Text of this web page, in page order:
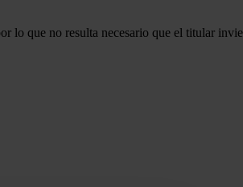
lo que no resulta necesario que el titular